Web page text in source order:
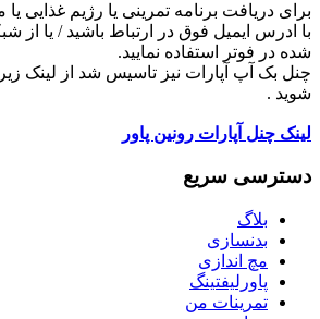
برای دریافت برنامه تمرینی یا رژیم غذایی
با ادرس ایمیل فوق در ارتباط باشید / یا از
شده در فوتر استفاده نمایید.
چنل بک آپ آپارات نیز تاسیس شد از لینک
شوید .
لینک چنل آپارات رونین پاور
دسترسی سریع
بلاگ
بدنسازی
مچ اندازی
پاورلیفتینگ
تمرینات من